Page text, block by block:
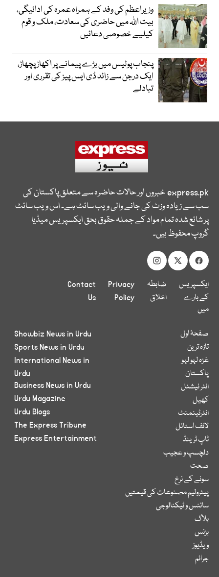
وزیراعظم کی وفد کے ہمراہ عمرہ کی ادائیگی،
بیت اللہ میں حاضری کی سعادت، ملک و قوم
کیلیے خصوصی دعائیں
پنجاب پولیس میں بڑے پیمانے پر اکھاڑ پچھاڑ،
ایک درجن سے زائد ڈی ایس پیز کی تقرری اور
تبادلے
express.pkخبروں اور حالات حاضرہ سے متعلق پاکستان کی
سب سے زیادہ وزٹ کی جانے والی ویب سائٹ ہے۔ اس ویب سائٹ
پر شائع شدہ تمام مواد کے جملہ حقوق بحق ایکسپریس میڈیا
گروپ محفوظ ہیں۔
ایکسپریس
کے بارے
میں
ضابطہ
اخلاق
Privacy
Policy
Contact
Us
صفحۂ اول
تازہ ترین
غزہ لہو لہو
پاکستان
انٹر نیشنل
کھیل
انٹرٹینمنٹ
لائف اسٹائل
ٹاپ ٹرینڈ
دلچسپ و عجیب
صحت
سونے کے نرخ
پیٹرولیم مصنوعات کی قیمتیں
سائنس و ٹیکنالوجی
بلاگ
بزنس
ویڈیوز
جرائم
Showbiz News in Urdu
Sports News in Urdu
International News in
Urdu
Business News in Urdu
Urdu Magazine
Urdu Blogs
The Express Tribune
Express Entertainment